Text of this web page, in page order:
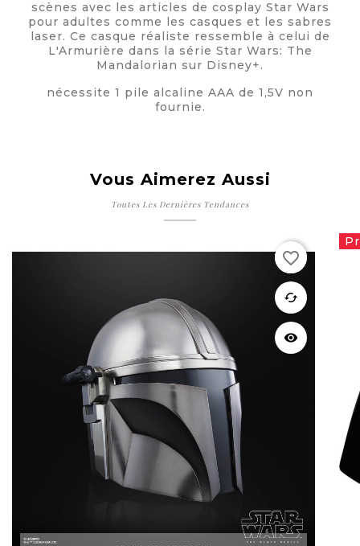
scènes avec les articles de cosplay Star Wars
pour adultes comme les casques et les sabres
laser. Ce casque réaliste ressemble à celui de
L'Armurière dans la série Star Wars: The
Mandalorian sur Disney+.
nécessite 1 pile alcaline AAA de 1,5V non
fournie.
Vous Aimerez Aussi
Toutes Les Dernières Tendances
favorite
cached
visibility
favorite_border